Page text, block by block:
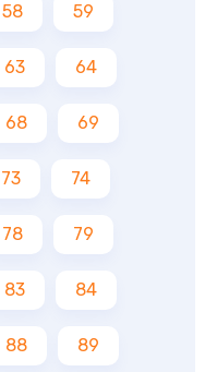
58 59
63 64
68 69
73 74
78 79
83 84
88 89